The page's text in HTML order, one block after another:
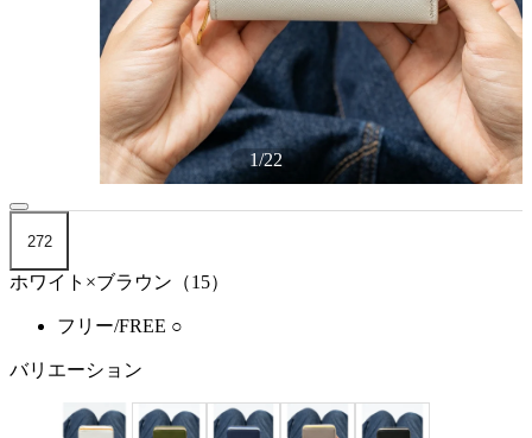
1/22
272
ホワイト×ブラウン（15）
フリー/FREE ○
バリエーション